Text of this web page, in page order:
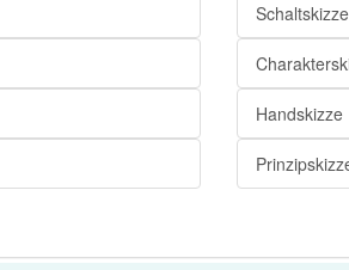
Schaltskizze
Handskizze